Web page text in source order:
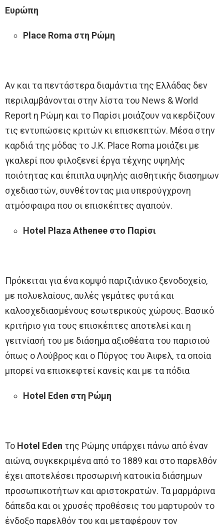
Ευρώπη
Place Roma στη Ρώμη
Αν και τα πεντάστερα διαμάντια της Ελλάδας δεν
περιλαμβάνονται στην λίστα του News & World
Report η Ρώμη και το Παρίσι μοιάζουν να κερδίζουν
τις εντυπώσεις κριτών κι επισκεπτών. Μέσα στην
καρδιά της μόδας το J.K. Place Roma μοιάζει με
γκαλερί που φιλοξενεί έργα τέχνης υψηλής
ποιότητας και έπιπλα υψηλής αισθητικής διασημων
σχεδιαστών, συνθέτοντας μια υπερσύγχρονη
ατμόσφαιρα που οι επισκέπτες αγαπούν.
Hotel Plaza Athenee στο Παρίσι
Πρόκειται για ένα κομψό παριζιάνικο ξενοδοχείο,
με πολυελαίους, αυλές γεμάτες φυτά και
καλοσχεδιασμένους εσωτερικούς χώρους. Βασικό
κριτήριο για τους επισκέπτες αποτελεί και η
γειτνίασή του με διάσημα αξιοθέατα του παρισιού
όπως ο Λούβρος και ο Πύργος του Άιφελ, τα οποία
μπορεί να επισκεφτεί κανείς και με τα πόδια
Hotel Eden στη Ρώμη
Το Hotel Eden της Ρώμης υπάρχει πάνω από έναν
αιώνα, συγκεκριμένα από το 1889 και στο παρελθόν
έχει αποτελέσει προσωρινή κατοικία διάσημων
προσωπικοτήτων και αριστοκρατών. Τα μαρμάρινα
δάπεδα και οι χρυσές προθέσεις του μαρτυρούν το
ένδοξο παρελθόν του και μεταφέρουν τον